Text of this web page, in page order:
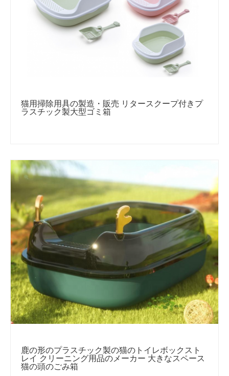
猫用掃除用具の製造・販売 リタースクープ付きプ
ラスチック製大型ゴミ箱
鹿の形のプラスチック製の猫のトイレボックスト
レイ クリーニング用品のメーカー 大きなスペース
猫の頭のごみ箱